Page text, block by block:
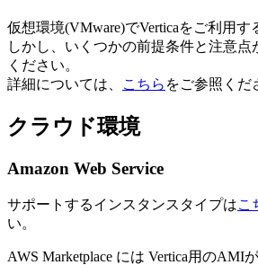
仮想環境(VMware)でVerticaをご利用す
しかし、いくつかの前提条件と注意
ください。
詳細については、
こちら をご参照くだ
クラウド環境
Amazon Web Service
サポートするインスタンスタイプはこ
い。
AWS Marketplace には Vertica用のAMI